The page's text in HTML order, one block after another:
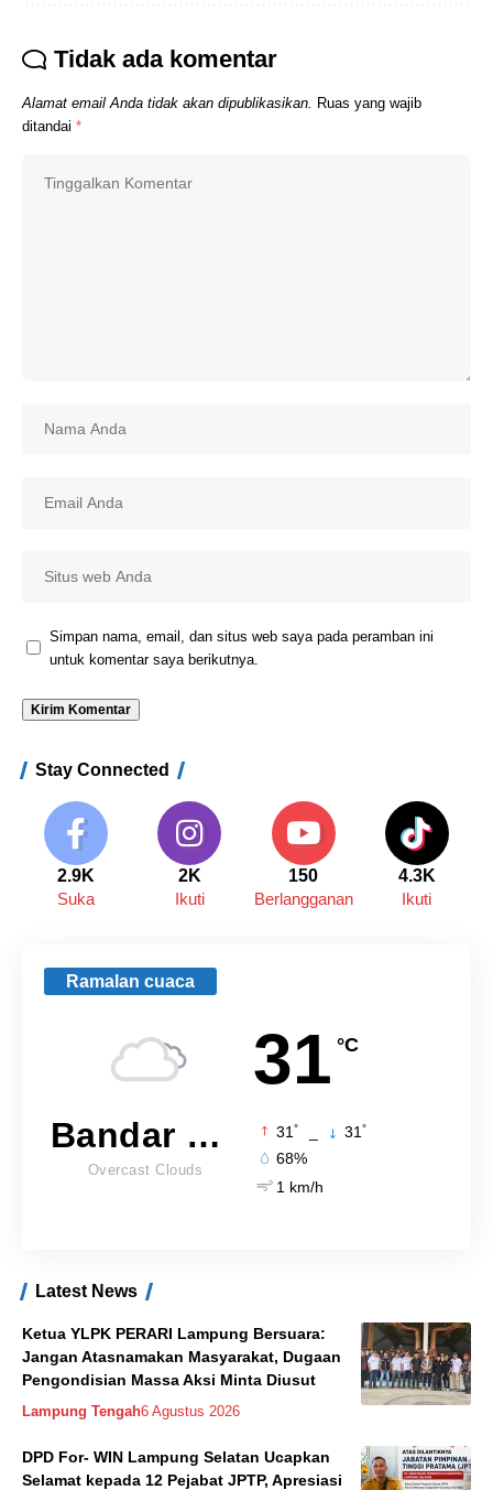
Tidak ada komentar
Alamat email Anda tidak akan dipublikasikan. Ruas yang wajib
ditandai *
Simpan nama, email, dan situs web saya pada peramban ini
untuk komentar saya berikutnya.
Stay Connected
2.9K
Suka
2K
Ikuti
150
Berlangganan
4.3K
Ikuti
Ramalan cuaca
31 °C
Bandar Lampung
Overcast Clouds
31 ° 31 °
68%
1 km/h
Latest News
Ketua YLPK PERARI Lampung Bersuara:
Jangan Atasnamakan Masyarakat, Dugaan
Pengondisian Massa Aksi Minta Diusut
Lampung Tengah6 Agustus 2026
DPD For- WIN Lampung Selatan Ucapkan
Selamat kepada 12 Pejabat JPTP, Apresiasi